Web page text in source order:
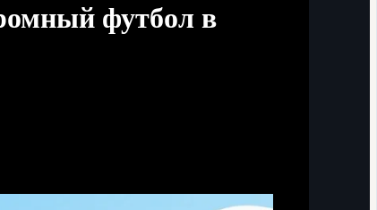
футбол в